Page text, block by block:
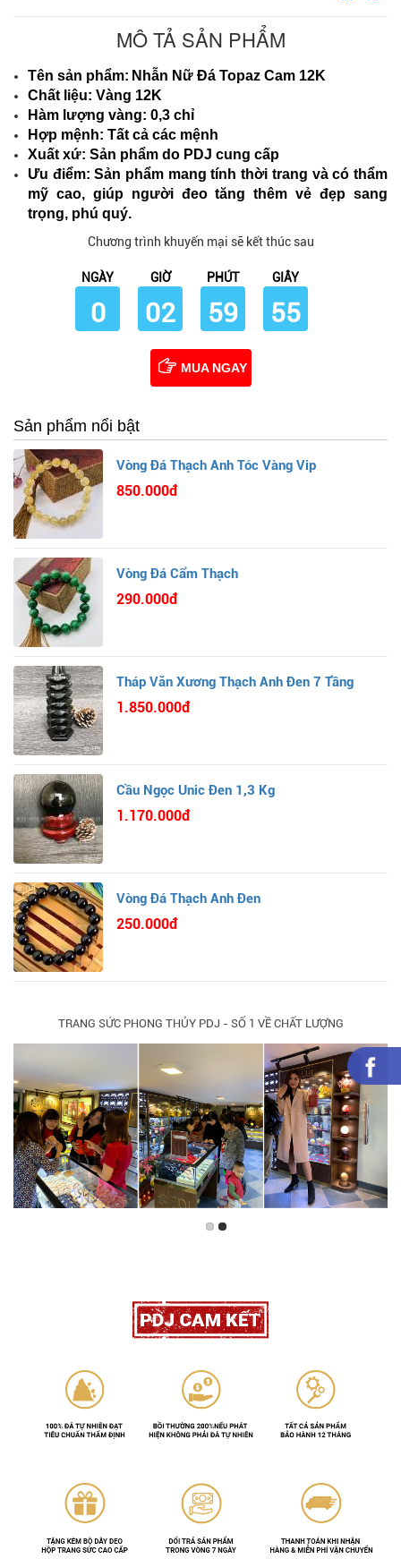
MÔ TẢ SẢN PHẨM
Tên sản phẩm: Nhẫn Nữ Đá Topaz Cam 12K
Chất liệu: Vàng 12K
Hàm lượng vàng: 0,3 chỉ
Hợp mệnh: Tất cả các mệnh
Xuất xứ: Sản phẩm do PDJ cung cấp
Ưu điểm: Sản phẩm mang tính thời trang và có thẩm
mỹ cao, giúp người đeo tăng thêm vẻ đẹp sang
trọng, phú quý.
Chương trình khuyến mại sẽ kết thúc sau
NGÀY
0
GIỜ
02
PHÚT
59
GIÂY
54
MUA NGAY
Sản phẩm nổi bật
Vòng Đá Thạch Anh Tóc Vàng Vip
850.000đ
Vòng Đá Cẩm Thạch
290.000đ
Tháp Văn Xương Thạch Anh Đen 7 Tầng
1.850.000đ
Cầu Ngọc Unic Đen 1,3 Kg
1.170.000đ
Vòng Đá Thạch Anh Đen
250.000đ
TRANG SỨC PHONG THỦY PDJ - SỐ 1 VỀ CHẤT LƯỢNG